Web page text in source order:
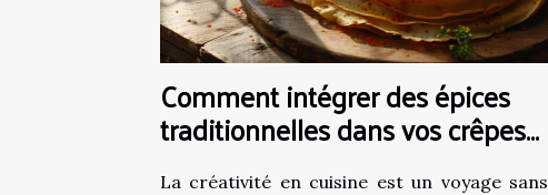
Comment intégrer des épices
traditionnelles dans vos crêpes
et galettes
La créativité en cuisine est un voyage sans